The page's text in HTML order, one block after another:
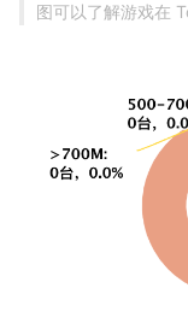
图可以了解游戏在